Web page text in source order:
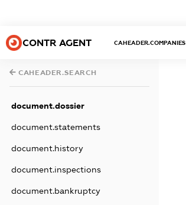
CONTR AGENT CAHEADER.COMPANIES
CAHEADER.SEARCH
document.dossier
document.statements
document.history
document.inspections
document.bankruptcy